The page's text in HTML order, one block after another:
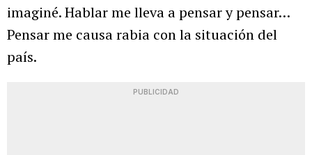
imaginé. Hablar me lleva a pensar y pensar…
Pensar me causa rabia con la situación del
país.
PUBLICIDAD